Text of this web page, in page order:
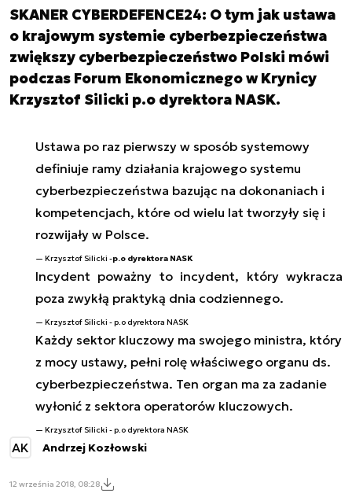
SKANER CYBERDEFENCE24: O tym jak ustawa
o krajowym systemie cyberbezpieczeństwa
zwiększy cyberbezpieczeństwo Polski mówi
podczas Forum Ekonomicznego w Krynicy
Krzysztof Silicki p.o dyrektora NASK.
Ustawa po raz pierwszy w sposób systemowy
definiuje ramy działania krajowego systemu
cyberbezpieczeństwa bazując na dokonaniach i
kompetencjach, które od wielu lat tworzyły się i
rozwijały w Polsce.
Krzysztof Silicki -p.o dyrektora NASK
Incydent poważny to incydent, który wykracza
poza zwykłą praktyką dnia codziennego.
Krzysztof Silicki - p.o dyrektora NASK
Każdy sektor kluczowy ma swojego ministra, który
z mocy ustawy, pełni rolę właściwego organu ds.
cyberbezpieczeństwa. Ten organ ma za zadanie
wyłonić z sektora operatorów kluczowych.
Krzysztof Silicki - p.o dyrektora NASK
AK Andrzej Kozłowski
12 września 2018, 08:28